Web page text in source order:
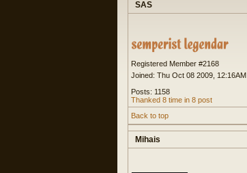
SAS
Registered Member #2168
Joined: Thu Oct 08 2009, 12:16AM
Posts: 1158
Thanked 8 time in 8 post
Back to top
Mihais